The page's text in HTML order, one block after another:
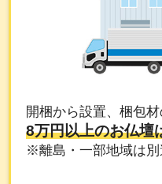
開梱から設置、梱包
8万円以上のお仏壇
※離島・一部地域は別